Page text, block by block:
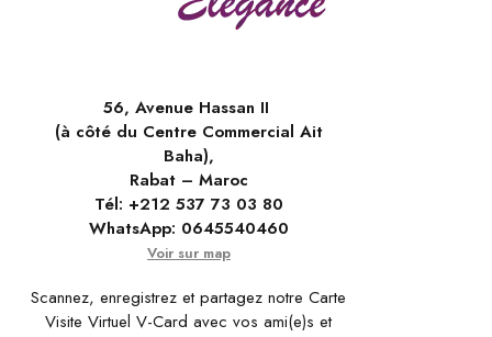
56, Avenue Hassan II
(à côté du Centre Commercial Ait
Baha),
Rabat – Maroc
Tél: +212 537 73 03 80
WhatsApp: 0645540460
Voir sur map
Scannez, enregistrez et partagez notre Carte
Visite Virtuel V-Card avec vos ami(e)s et